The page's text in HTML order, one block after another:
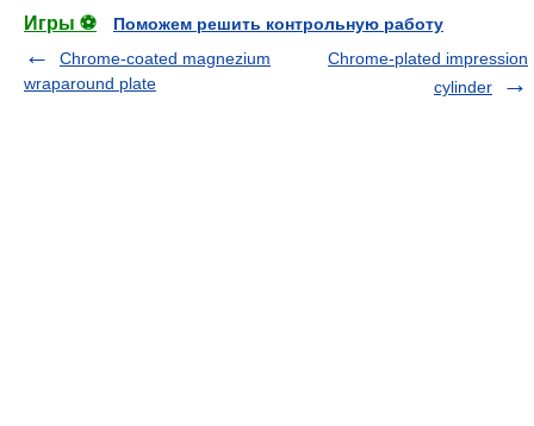
Игры ⚽
Поможем решить контрольную работу
Chrome-coated magnezium
wraparound plate
Chrome-plated impression
cylinder